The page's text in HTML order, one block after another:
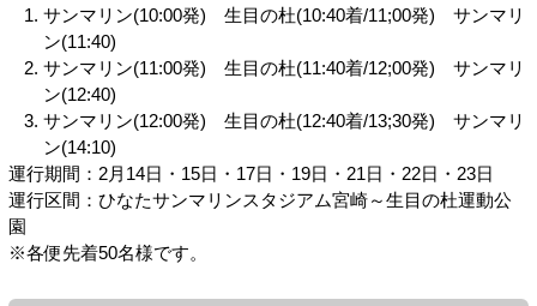
サンマリン(10:00発) 生目の杜(10:40着/11;00発) サンマリ
ン(11:40)
サンマリン(11:00発) 生目の杜(11:40着/12;00発) サンマリ
ン(12:40)
サンマリン(12:00発) 生目の杜(12:40着/13;30発) サンマリ
ン(14:10)
運行期間：2月14日・15日・17日・19日・21日・22日・23日
運行区間：ひなたサンマリンスタジアム宮崎～生目の杜運動公
園
※各便先着50名様です。